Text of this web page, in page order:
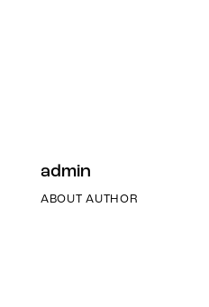
admin
ABOUT AUTHOR